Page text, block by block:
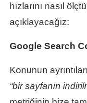
hızlarını nasıl
açıklayacağız:
Google Search
Konunun
“bir sayfanın